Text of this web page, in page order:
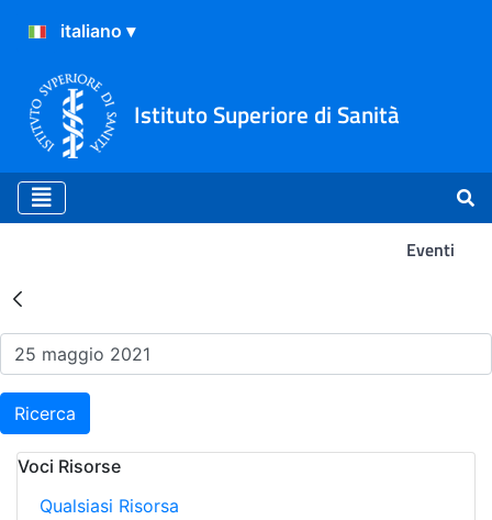
Istituto Superiore di Sanità
Eventi
Risultati della Ricerca -
Ricerca
Voci Risorse
Qualsiasi Risorsa